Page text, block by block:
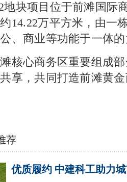
块项目位于前滩国际
14.22万平方米，由一
、商业等功能于一体
心商务区重要组成部
享，共同打造前滩黄
荐
优质履约 中建科工助力